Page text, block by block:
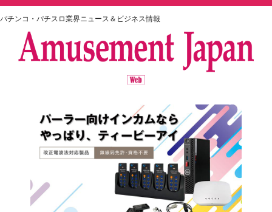
パチンコ・パチスロ業界ニュース＆ビジネス情報